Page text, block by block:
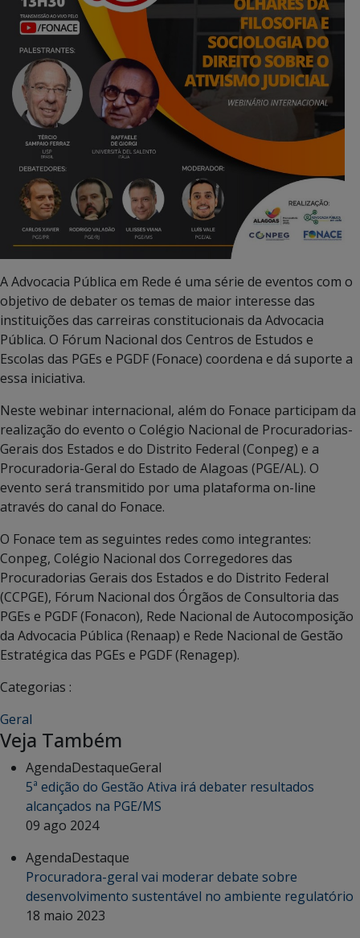
A Advocacia Pública em Rede é uma série de eventos com o
objetivo de debater os temas de maior interesse das
instituições das carreiras constitucionais da Advocacia
Pública. O Fórum Nacional dos Centros de Estudos e
Escolas das PGEs e PGDF (Fonace) coordena e dá suporte a
essa iniciativa.
Neste webinar internacional, além do Fonace participam da
realização do evento o Colégio Nacional de Procuradorias-
Gerais dos Estados e do Distrito Federal (Conpeg) e a
Procuradoria-Geral do Estado de Alagoas (PGE/AL). O
evento será transmitido por uma plataforma on-line
através do canal do Fonace.
O Fonace tem as seguintes redes como integrantes:
Conpeg, Colégio Nacional dos Corregedores das
Procuradorias Gerais dos Estados e do Distrito Federal
(CCPGE), Fórum Nacional dos Órgãos de Consultoria das
PGEs e PGDF (Fonacon), Rede Nacional de Autocomposição
da Advocacia Pública (Renaap) e Rede Nacional de Gestão
Estratégica das PGEs e PGDF (Renagep).
Categorias :
Geral
Veja Também
AgendaDestaqueGeral
5ª edição do Gestão Ativa irá debater resultados
alcançados na PGE/MS
09 ago 2024
AgendaDestaque
Procuradora-geral vai moderar debate sobre
desenvolvimento sustentável no ambiente regulatório
18 maio 2023